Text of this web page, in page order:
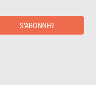
S'ABONNER